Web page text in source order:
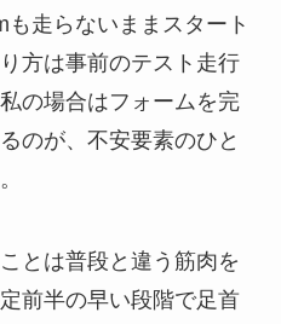
も走らないままスタート
方は事前のテスト走行
の場合はフォームを完
のが、不安要素のひと
とは普段と違う筋肉を
前半の早い段階で足首